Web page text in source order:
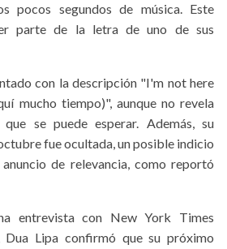
pocos segundos de música. Este
parte de la letra de uno de sus
con la descripción "I'm not here
mucho tiempo)", aunque no revela
se puede esperar. Además, su
fue ocultada, un posible indicio
de relevancia, como reportó
entrevista con New York Times
Dua Lipa confirmó que su próximo